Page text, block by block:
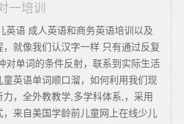
一培训
英语 成人英语和商务英语培训以及
就像我们认汉字一样 只有通过反复
对单词的条件反射，联系到实际生活
英语单词顺口溜，如何利用我们现
，全外教教学,多学科体系,，采用
来自美国学龄前儿童网上在线少儿